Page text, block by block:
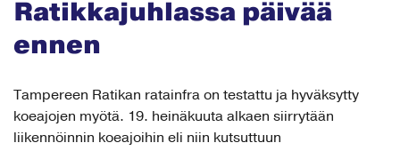
ennen
koeajojen myötä. 19. heinäkuuta alkaen siirrytään
liikennöinnin koeajoihin eli niin kutsuttuun
koeliikenteeseen. Koeliikennettä suoritetaan Pyynikintorin